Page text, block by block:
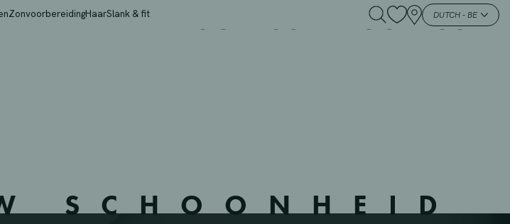
ZonvoorbereidingHaarSlank & fit DUTCH - BE
– 650312 – SCLESSIN – SCLESSIN
SCHOONHEID